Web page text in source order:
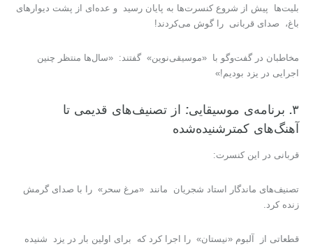
بلیت‌ها پیش از شروع کنسرت‌ها به پایان رسید و عده‌ای از پشت دیوارهای
باغ، صدای قربانی را گوش می‌کردند!
مخاطبان در گفت‌وگو با «موسیقی‌نوین» گفتند: «سال‌ها منتظر چنین
اجرایی در یزد بودیم!»
۳. برنامه‌ی موسیقایی: از تصنیف‌های قدیمی تا
آهنگ‌های کمترشنیده‌شده
قربانی در این کنسرت:
تصنیف‌های ماندگار استاد شجریان مانند «مرغ سحر» را با صدای گرمش
زنده کرد.
قطعاتی از آلبوم «نیستان» را اجرا کرد که برای اولین بار در یزد شنیده